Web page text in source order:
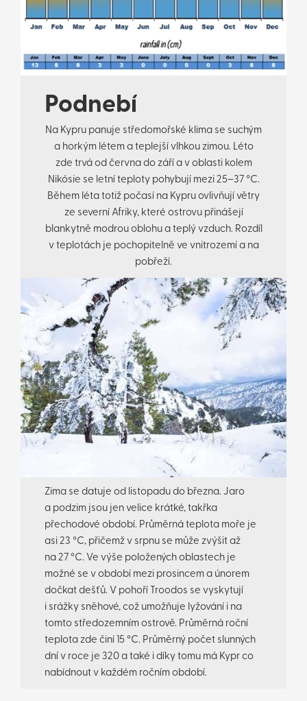
Podnebí
Na Kypru panuje středomořské klima se suchým
a horkým létem a teplejší vlhkou zimou. Léto
zde trvá od června do září a v oblasti kolem
Nikósie se letní teploty pohybují mezi 25–37 °C.
Během léta totiž počasí na Kypru ovlivňují větry
ze severní Afriky, které ostrovu přinášejí
blankytně modrou oblohu a teplý vzduch. Rozdíl
v teplotách je pochopitelně ve vnitrozemí a na
pobřeží.
Zima se datuje od listopadu do března. Jaro
a podzim jsou jen velice krátké, takřka
přechodové období. Průměrná teplota moře je
asi 23 °C, přičemž v srpnu se může zvýšit až
na 27 °C. Ve výše položených oblastech je
možné se v období mezi prosincem a únorem
dočkat dešťů. V pohoří Troodos se vyskytují
i srážky sněhové, což umožňuje lyžování i na
tomto středozemním ostrově. Průměrná roční
teplota zde činí 15 °C. Průměrný počet slunných
dní v roce je 320 a také i díky tomu má Kypr co
nabídnout v každém ročním období.